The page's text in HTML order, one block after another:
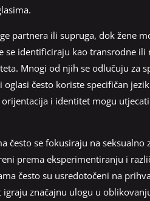
partnera ili supruga, dok žene
identificiraju kao transrodne ili
Mnogi od njih se odlučuju za
često koriste specifičan
i identitet mogu
se fokusiraju na
prema eksperimentiranju i
često su usredotočeni na
značajnu ulogu u